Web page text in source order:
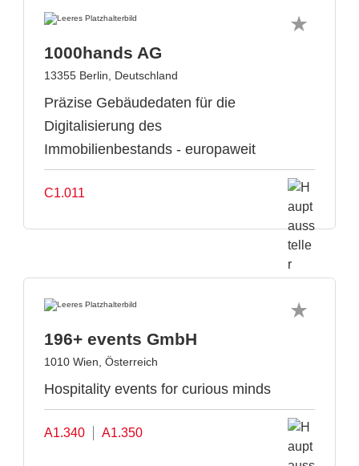
1000hands AG
13355 Berlin, Deutschland
Präzise Gebäudedaten für die
Digitalisierung des
Immobilienbestands - europaweit
C1.011
196+ events GmbH
1010 Wien, Österreich
Hospitality events for curious minds
A1.340 A1.350